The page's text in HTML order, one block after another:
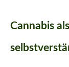
Cannabis